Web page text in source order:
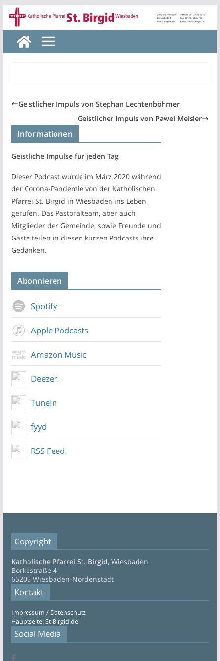
Zum
Inhalt
springen
Geistlicher Impuls von Stephan Lechtenböhmer
Geistlicher Impuls von Pawel Meisler
Informationen
Geistliche Impulse für jeden Tag
Dieser Podcast wurde im März 2020 während
der Corona-Pandemie von der Katholischen
Pfarrei St. Birgid in Wiesbaden ins Leben
gerufen. Das Pastoralteam, aber auch
Mitglieder der Gemeinde, sowie Freunde und
Gäste teilen in diesen kurzen Podcasts ihre
Gedanken.
Abonnieren
Spotify
Apple Podcasts
Amazon Music
Deezer
TuneIn
fyyd
RSS Feed
Copyright
Katholische Pfarrei St. Birgid, Wiesbaden
Borkestraße 4
65205 Wiesbaden-Nordenstadt
Kontakt
Impressum / Datenschutz
Hauptseite: St-Birgid.de
Social Media